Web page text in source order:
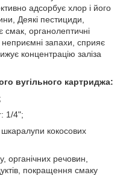
адсорбує хлор і його
Деякі пестициди,
органолептичні
неприємні запахи, сприяє
концентрацію заліза
вугільного картриджа:
1/4";
шкаралупи кокосових
органічних речовин,
покращення смаку